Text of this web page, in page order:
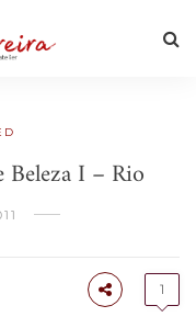
Beleza I – Rio
1